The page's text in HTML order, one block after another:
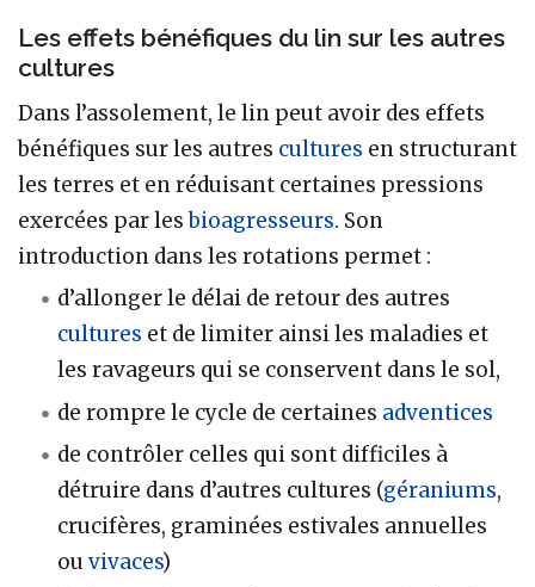
Les effets bénéfiques du lin sur les autres
cultures
Dans l’assolement, le lin peut avoir des effets
bénéfiques sur les autres cultures en structurant
les terres et en réduisant certaines pressions
exercées par lesbioagresseurs. Son
introduction dans les rotations permet :
d’allonger le délai de retour des autres
cultures et de limiter ainsi les maladies et
les ravageurs qui se conservent dans le sol,
de rompre le cycle de certaines adventices
de contrôler celles qui sont difficiles à
détruire dans d’autres cultures (géraniums,
crucifères, graminées estivales annuelles
ouvivaces)